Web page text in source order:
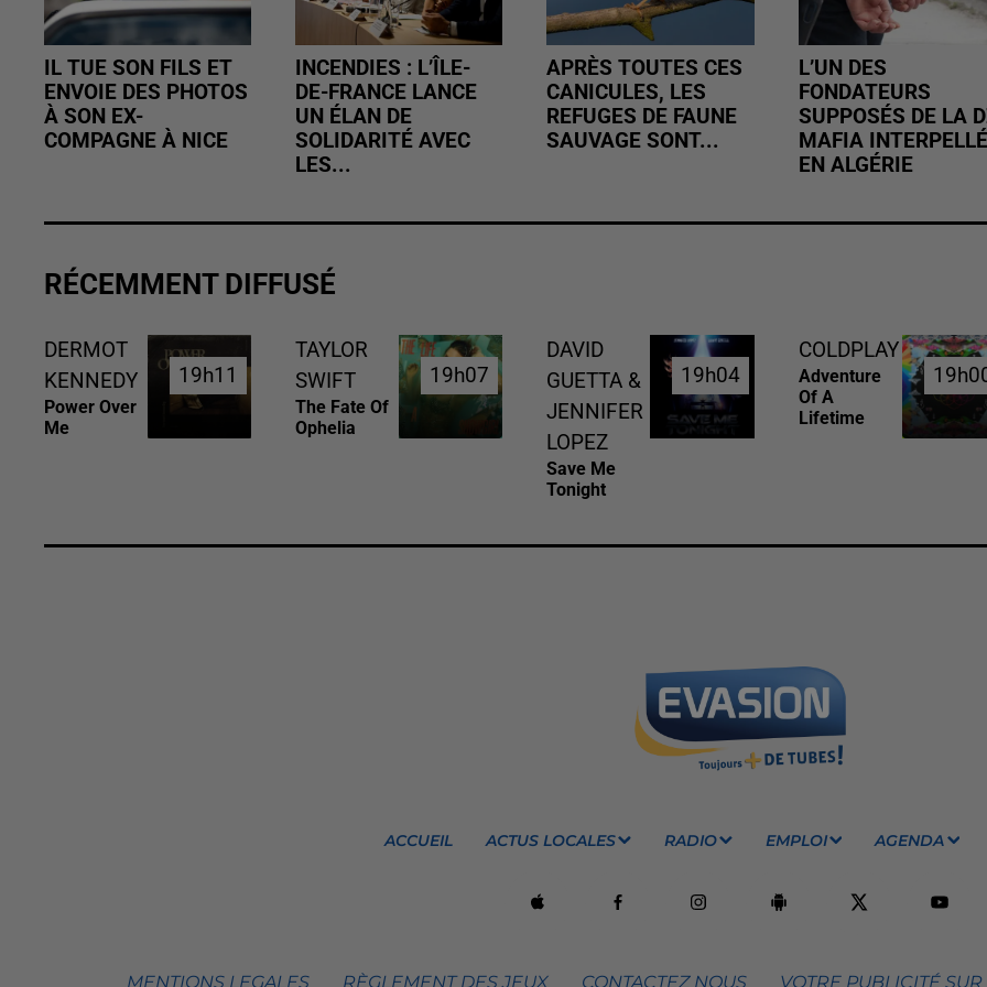
IL TUE SON FILS ET
ENVOIE DES PHOTOS
À SON EX-
COMPAGNE À NICE
INCENDIES : L’ÎLE-
DE-FRANCE LANCE
UN ÉLAN DE
SOLIDARITÉ AVEC
LES...
APRÈS TOUTES CES
CANICULES, LES
REFUGES DE FAUNE
SAUVAGE SONT...
L’UN DES
FONDATEURS
SUPPOSÉS DE LA
MAFIA INTERPELLÉ
EN ALGÉRIE
RÉCEMMENT DIFFUSÉ
DERMOT
KENNEDY
Power Over
Me
19h11
19h11
TAYLOR
SWIFT
The Fate Of
Ophelia
19h07
19h07
DAVID
GUETTA &
JENNIFER
LOPEZ
Save Me
Tonight
19h04
19h04
COLDPLAY
Adventure
Of A
Lifetime
ACCUEIL ACTUS LOCALES RADIO EMPLOI AGENDA
MENTIONS LEGALES RÈGLEMENT DES JEUX CONTACTEZ NOUS VOTRE PUBLICITÉ